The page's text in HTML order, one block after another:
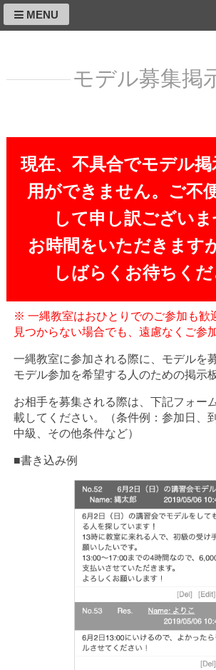
MENU
モデル募集掲
現在、不具合でモデル掲
用ができません。ご不
して申し訳ございま
お時間をいただきます
しばらくお待ちくだ
※ 一縄教室はおひとりでのご参加も歓
見つからない場合でも、遠慮なくご参
一縄教室に参加される際に、モデルを
モデル参加を希望する人のための掲示
お相手を募集される際は、下記フォー
載してください。（条件例：参加日、
中級、その他条件など）
■書き込み例